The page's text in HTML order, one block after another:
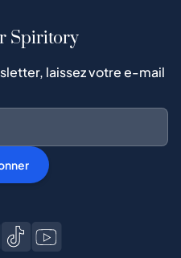
Spiritory
laissez votre e-mail